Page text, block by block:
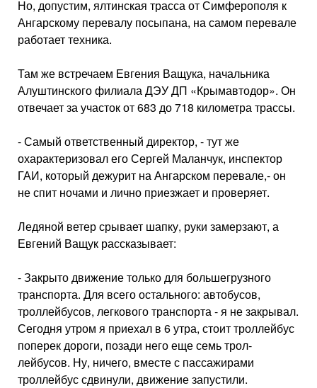
Но, допустим, ялтинская трасса от Симферополя к
Ангарскому перевалу посыпана, на самом перевале
работает техника.
Там же встречаем Евгения Ващука, начальника
Алуштинского филиала ДЭУ ДП «Крымавтодор». Он
отвечает за участок от 683 до 718 километра трассы.
- Самый ответственный директор, - тут же
охарактеризовал его Сергей Маланчук, инспектор
ГАИ, который дежурит на Ангарском перевале,- он
не спит ночами и лично приезжает и проверяет.
Ледяной ветер срывает шапку, руки замерзают, а
Евгений Ващук рассказывает:
- Закрыто движение только для большегрузного
транс­порта. Для всего остально­го: автобусов,
троллейбусов, легкового транспорта - я не закрывал.
Сегодня утром я приехал в 6 утра, стоит троллейбус
поперек дороги, позади него еще семь трол­
лейбусов. Ну, ничего, вместе с пассажирами
троллейбус сдвинули, движение запу­стили.